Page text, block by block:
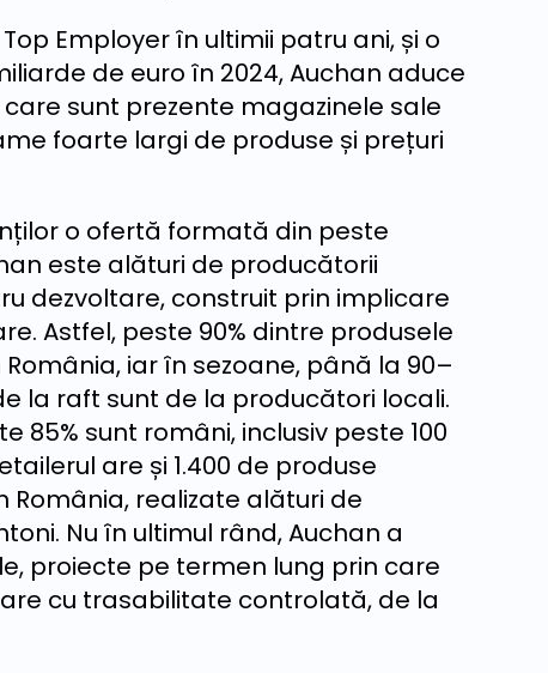
Employer în ultimii patru ani, și o
de euro în 2024, Auchan aduce
sunt prezente magazinele sale
foarte largi de produse și prețuri
o ofertă formată din peste
este alături de producătorii
dezvoltare, construit prin implicare
Astfel, peste 90% dintre produsele
iar în sezoane, până la 90–
la raft sunt de la producători locali.
85% sunt români, inclusiv peste 100
are și 1.400 de produse
realizate alături de
Nu în ultimul rând, Auchan a
proiecte pe termen lung prin care
cu trasabilitate controlată, de la